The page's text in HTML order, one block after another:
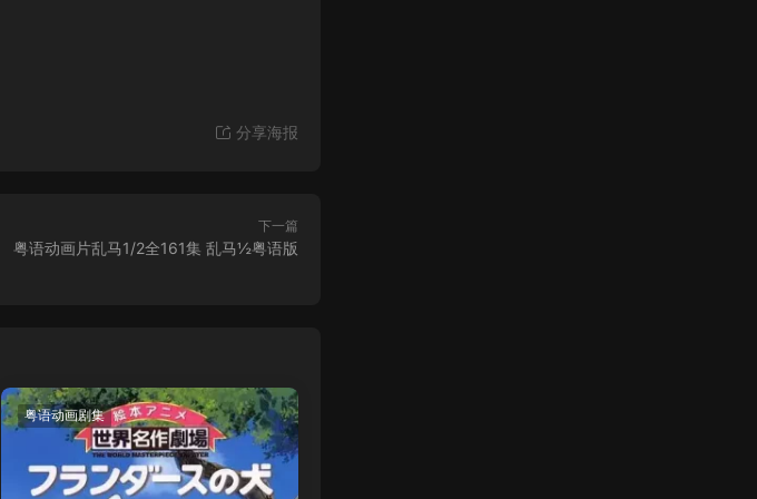
分享海报
下一篇
粤语动画片乱马1/2全161集 乱马½粤语版
粤语动画剧集